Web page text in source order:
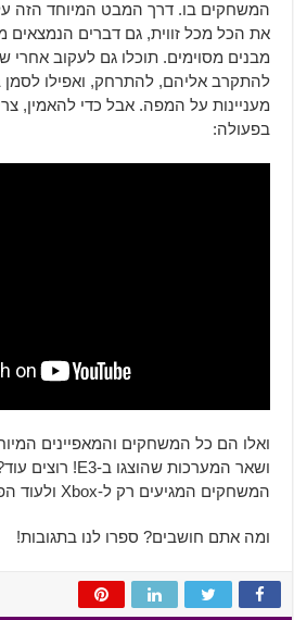
המשחקים בו. דרך המבט המיוחד הזה
את הכל מכל זווית, גם דברים
מבנים מסוימים. תוכלו גם לעקוב אחרי
להתקרב אליהם, להתרחק, ואפילו לסמן
מעניינות על המפה. אבל כדי להאמין,
בפעולה:
ושאר המערכות שהוצגו ב-E3! רוצים עוד? קפצו ל
המשחקים המגיעים רק ל-Xbox ולעוד הפתעות נוספות!
ומה אתם חושבים? ספרו לנו בתגובות!